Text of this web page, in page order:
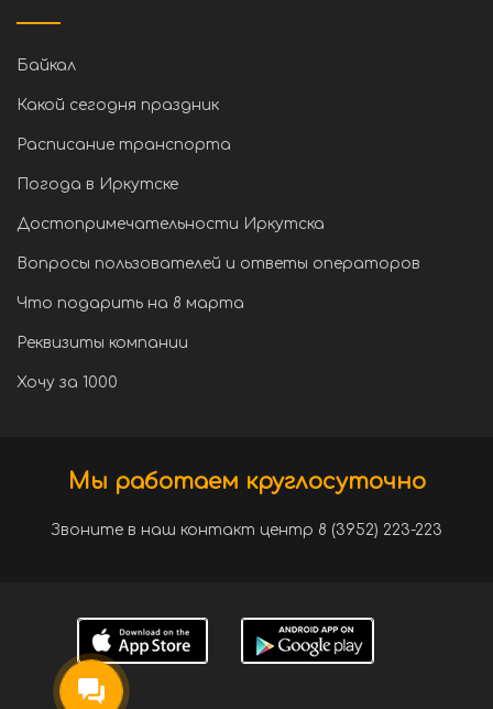
Байкал
Какой сегодня праздник
Расписание транспорта
Погода в Иркутске
Достопримечательности Иркутска
Вопросы пользователей и ответы операторов
Что подарить на 8 марта
Реквизиты компании
Хочу за 1000
Мы работаем круглосуточно
Звоните в наш контакт центр 8 (3952) 223-223